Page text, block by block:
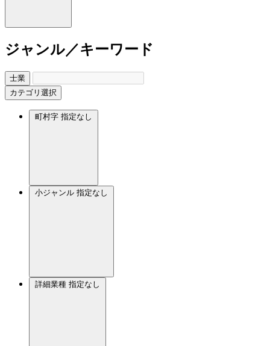
ジャンル／キーワード
士業
カテゴリ選択
町村字 指定なし
小ジャンル 指定なし
詳細業種 指定なし